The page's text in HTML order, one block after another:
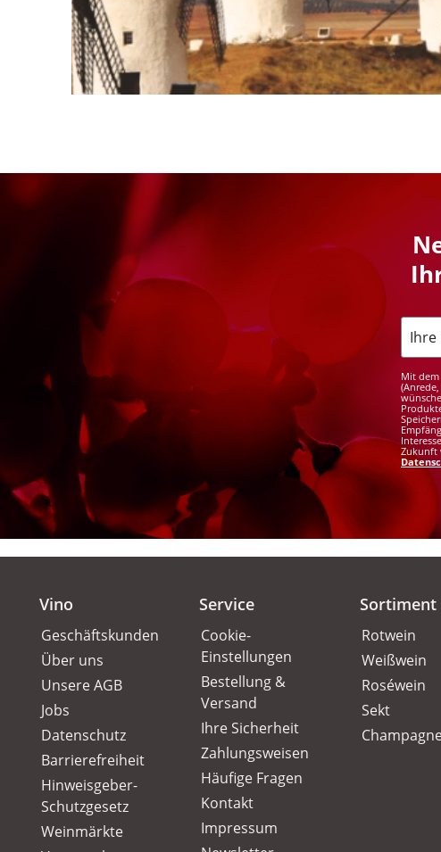
Mit
Zukunft
Vino
Geschäftskunden
Über uns
Unsere AGB
Jobs
Datenschutz
Barrierefreiheit
Hinweisgeber-
Schutzgesetz
Weinmärkte
Service
Cookie-
Einstellungen
Bestellung &
Versand
Ihre Sicherheit
Zahlungsweisen
Häufige Fragen
Kontakt
Impressum
Sortiment
Rotwein
Weißwein
Roséwein
Sekt